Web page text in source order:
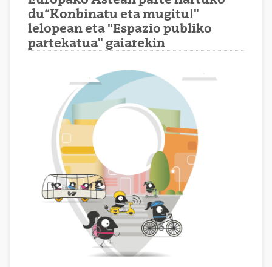
du“Konbinatu eta mugitu!"
lelopean eta "Espazio publiko
partekatua" gaiarekin